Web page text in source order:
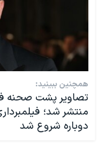
همچنین ببینید:
تصاویر پشت صحنه
منتشر شد؛
دوباره شروع شد